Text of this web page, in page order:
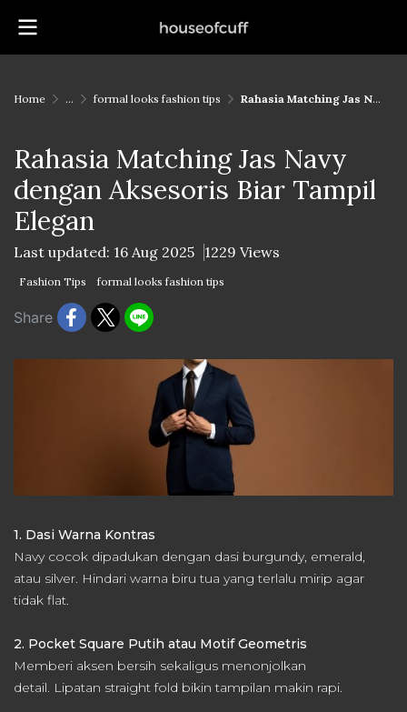
Home ... formal looks fashion tips Rahasia Matching Jas Navy dengan Aksesoris Biar Tampil Elegan
Rahasia Matching Jas Navy
dengan Aksesoris Biar Tampil
Elegan
Last updated: 16 Aug 2025 1229 Views
Fashion Tips formal looks fashion tips
Share
1. Dasi Warna Kontras
Navy cocok dipadukan dengan dasi burgundy, emerald,
atau silver. Hindari warna biru tua yang terlalu mirip agar
tidak flat.
2. Pocket Square Putih atau Motif Geometris
Memberi aksen bersih sekaligus menonjolkan
detail. Lipatan straight fold bikin tampilan makin rapi.